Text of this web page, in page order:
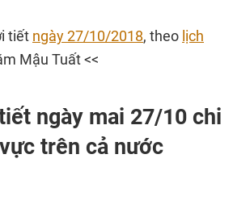
tiết ngày 27/10/2018, theo lịch
Mậu Tuất <<
ngày mai 27/10 chi
trên cả nước